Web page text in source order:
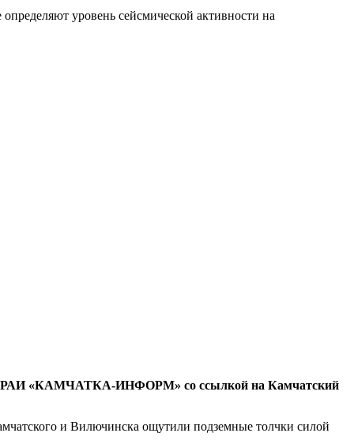
уровень сейсмической активности на
РАИ «КАМЧАТКА-ИНФОРМ» со ссылкой на Камчатский
и Вилючинска ощутили подземные толчки силой